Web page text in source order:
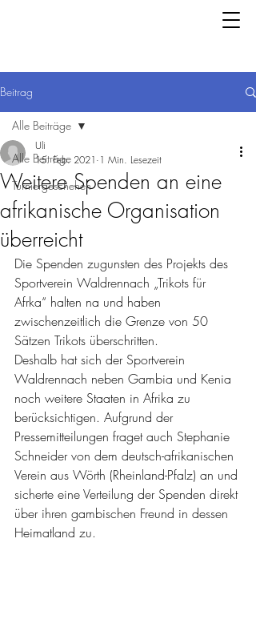
Beitrag
Alle Beiträge
Turniergeschehen
Alle Beiträge
Weitere Spenden an eine
afrikanische Organisation
überreicht
Uli
15. Feb. 2021 1 Min. Lesezeit
Die Spenden zugunsten des Projekts des
Sportverein Waldrennach „Trikots für
Afrka“ halten na und haben
zwischenzeitlich die Grenze von 50
Sätzen Trikots überschritten.
Deshalb hat sich der Sportverein
Waldrennach neben Gambia und Kenia
noch weitere Staaten in Afrika zu
berücksichtigen. Aufgrund der
Pressemitteilungen fraget auch Stephanie
Schneider von dem deutsch-afrikanischen
Verein aus Wörth (Rheinland-Pfalz) an und
sicherte eine Verteilung der Spenden direkt
über ihren gambischen Freund in dessen
Heimatland zu.